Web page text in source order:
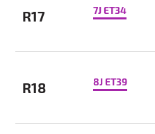
R17 7J ET34
R18 8J ET39